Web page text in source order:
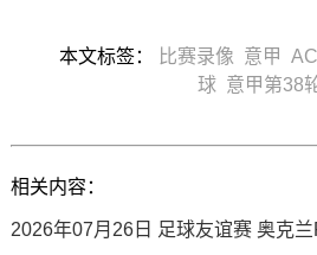
本文标签： 比赛录像 意甲
球 意甲第38
相关内容：
2026年07月26日 足球友谊赛 奥克